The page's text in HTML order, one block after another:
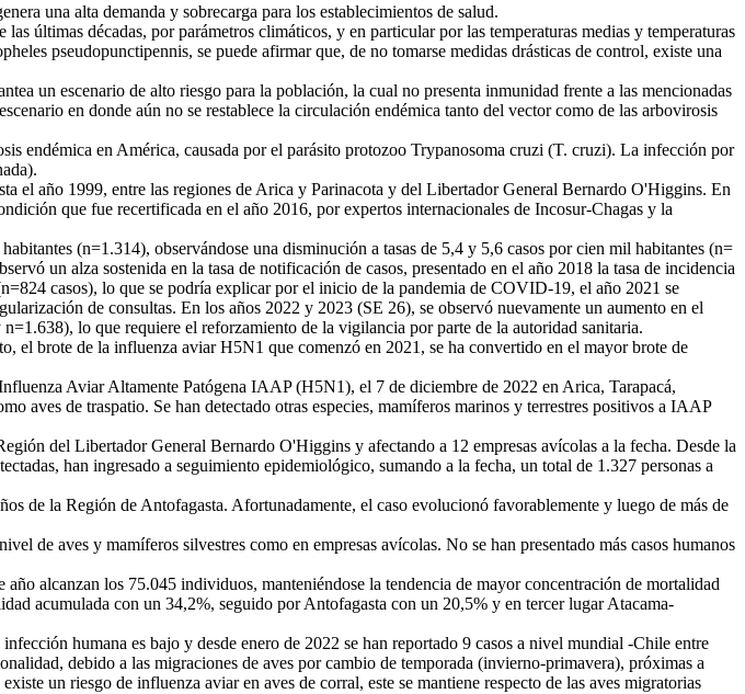
una alta demanda y sobrecarga para los establecimientos de salud.
últimas décadas, por parámetros climáticos, y en particular por las temperaturas medias y temperaturas
pseudopunctipennis, se puede afirmar que, de no tomarse medidas drásticas de control, existe una
un escenario de alto riesgo para la población, la cual no presenta inmunidad frente a las mencionadas
en donde aún no se restablece la circulación endémica tanto del vector como de las arbovirosis
endémica en América, causada por el parásito protozoo Trypanosoma cruzi (T. cruzi). La infección por
el año 1999, entre las regiones de Arica y Parinacota y del Libertador General Bernardo O'Higgins. En
que fue recertificada en el año 2016, por expertos internacionales de Incosur-Chagas y la
(n=1.314), observándose una disminución a tasas de 5,4 y 5,6 casos por cien mil habitantes (n=
un alza sostenida en la tasa de notificación de casos, presentado en el año 2018 la tasa de incidencia
casos), lo que se podría explicar por el inicio de la pandemia de COVID-19, el año 2021 se
de consultas. En los años 2022 y 2023 (SE 26), se observó nuevamente un aumento en el
lo que requiere el reforzamiento de la vigilancia por parte de la autoridad sanitaria.
el brote de la influenza aviar H5N1 que comenzó en 2021, se ha convertido en el mayor brote de
Aviar Altamente Patógena IAAP (H5N1), el 7 de diciembre de 2022 en Arica, Tarapacá,
aves de traspatio. Se han detectado otras especies, mamíferos marinos y terrestres positivos a IAAP
del Libertador General Bernardo O'Higgins y afectando a 12 empresas avícolas a la fecha. Desde la
han ingresado a seguimiento epidemiológico, sumando a la fecha, un total de 1.327 personas a
de la Región de Antofagasta. Afortunadamente, el caso evolucionó favorablemente y luego de más de
de aves y mamíferos silvestres como en empresas avícolas. No se han presentado más casos humanos
alcanzan los 75.045 individuos, manteniéndose la tendencia de mayor concentración de mortalidad
acumulada con un 34,2%, seguido por Antofagasta con un 20,5% y en tercer lugar Atacama-
humana es bajo y desde enero de 2022 se han reportado 9 casos a nivel mundial -Chile entre
debido a las migraciones de aves por cambio de temporada (invierno-primavera), próximas a
un riesgo de influenza aviar en aves de corral, este se mantiene respecto de las aves migratorias